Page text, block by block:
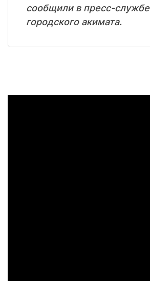
сообщили в пресс-службе
городского акимата.